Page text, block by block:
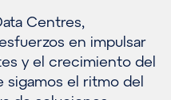
Centres,
en impulsar
y el crecimiento del
sigamos el ritmo del